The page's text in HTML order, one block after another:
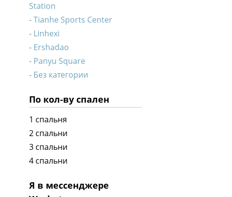
Station
Tianhe Sports Center
Linhexi
Ershadao
Panyu Square
Без категории
По кол-ву спален
1 спальня
2 спальни
3 спальни
4 спальни
Я в мессенджере